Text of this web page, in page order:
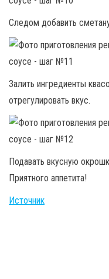
Следом добавить
Залить ингредиенты
отрегулировать вкус.
Подавать вкусную
Приятного аппетита!
Источник